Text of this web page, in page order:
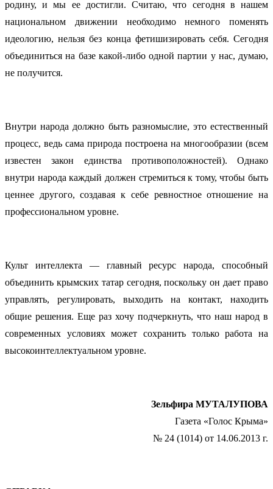
родину, и мы ее достигли. Считаю, что сегодня в нашем
национальном движении необходимо немного поменять
идеологию, нельзя без конца фетишизировать себя. Сегодня
объединиться на базе какой-либо одной партии у нас, думаю,
не получится.
Внутри народа должно быть разномыслие, это естественный
процесс, ведь сама природа построена на многообразии (всем
известен закон единства противоположностей). Однако
внутри народа каждый должен стремиться к тому, чтобы быть
ценнее другого, создавая к себе ревностное отношение на
профессиональном уровне.
Культ интеллекта — главный ресурс народа, способный
объединить крымских татар сегодня, поскольку он дает право
управлять, регулировать, выходить на контакт, находить
общие решения. Еще раз хочу подчеркнуть, что наш народ в
современных условиях может сохранить только работа на
высокоинтеллектуальном уровне.
Зельфира МУТАЛУПОВА
Газета «Голос Крыма»
№ 24 (1014) от 14.06.2013 г.